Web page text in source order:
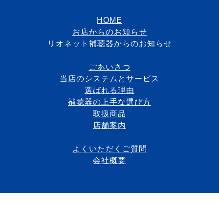
HOME
お店からのお知らせ
リオネット補聴器からのお知らせ
ごあいさつ
当店のシステムとサービス
選ばれる理由
補聴器の上手な選び方
取扱商品
店舗案内
よくいただくご質問
会社概要